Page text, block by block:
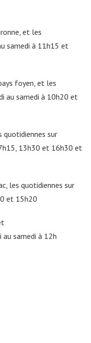
et les
samedi à 11h15 et
foyen, et les
au samedi à 10h20 et
quotidiennes sur
13h30 et 16h30 et
les quotidiennes sur
et 15h20
samedi à 12h